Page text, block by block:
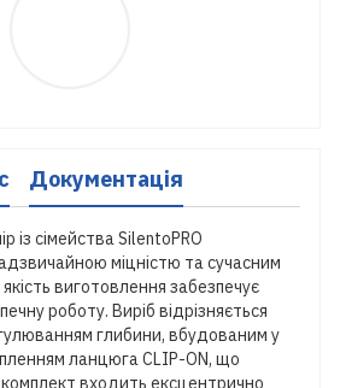
Документація
із сімейства SilentoPRO
міцністю та сучасним
виготовлення забезпечує
роботу. Виріб відрізняється
глибини, вбудованим у
ланцюга CLIP-ON, що
входить ексцентрично